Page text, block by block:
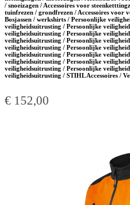
/ snoeizagen / Accessoires voor
tuinfrezen / grondfrezen / Accessoires voor
Bosjassen / werkshirts / Persoonlijke
veiligheidsuitrusting / Persoonlijke
veiligheidsuitrusting / Persoonlijke
veiligheidsuitrusting / Persoonlijke
veiligheidsuitrusting / Persoonlijke
veiligheidsuitrusting / Persoonlijke
veiligheidsuitrusting / Persoonlijke
veiligheidsuitrusting / Persoonlijke
veiligheidsuitrusting / STIHL Accessoires /
€ 152,00